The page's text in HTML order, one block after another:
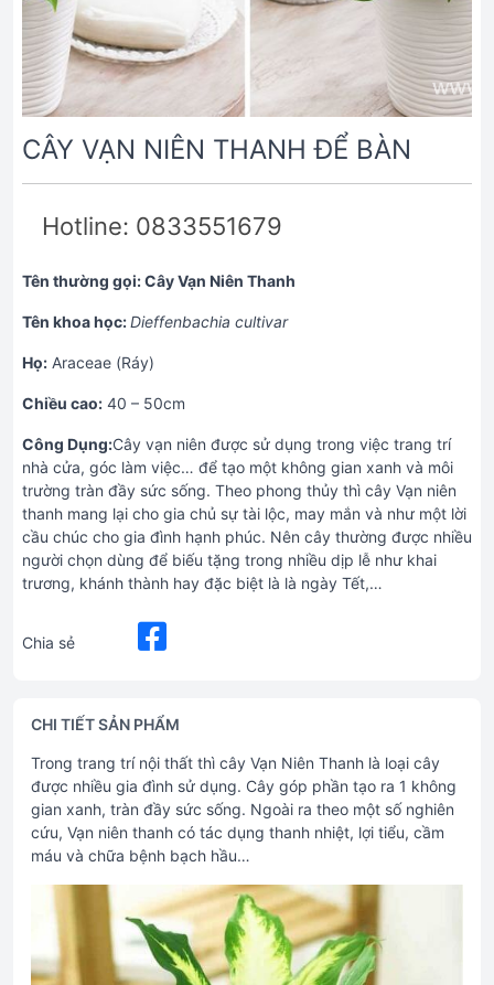
CÂY VẠN NIÊN THANH ĐỂ BÀN
Hotline: 0833551679
Tên thường gọi: Cây Vạn Niên Thanh
Tên khoa học:Dieffenbachia cultivar
Họ: Araceae (Ráy)
Chiều cao: 40 – 50cm
Công Dụng:Cây vạn niên được sử dụng trong việc trang trí
nhà cửa, góc làm việc… để tạo một không gian xanh và môi
trường tràn đầy sức sống. Theo phong thủy thì cây Vạn niên
thanh mang lại cho gia chủ sự tài lộc, may mắn và như một lời
cầu chúc cho gia đình hạnh phúc. Nên cây thường được nhiều
người chọn dùng để biếu tặng trong nhiều dịp lễ như khai
trương, khánh thành hay đặc biệt là là ngày Tết,…
Chia sẻ
CHI TIẾT SẢN PHẨM
Trong trang trí nội thất thì cây Vạn Niên Thanh là loại cây
được nhiều gia đình sử dụng. Cây góp phần tạo ra 1 không
gian xanh, tràn đầy sức sống. Ngoài ra theo một số nghiên
cứu, Vạn niên thanh có tác dụng thanh nhiệt, lợi tiểu, cầm
máu và chữa bệnh bạch hầu…